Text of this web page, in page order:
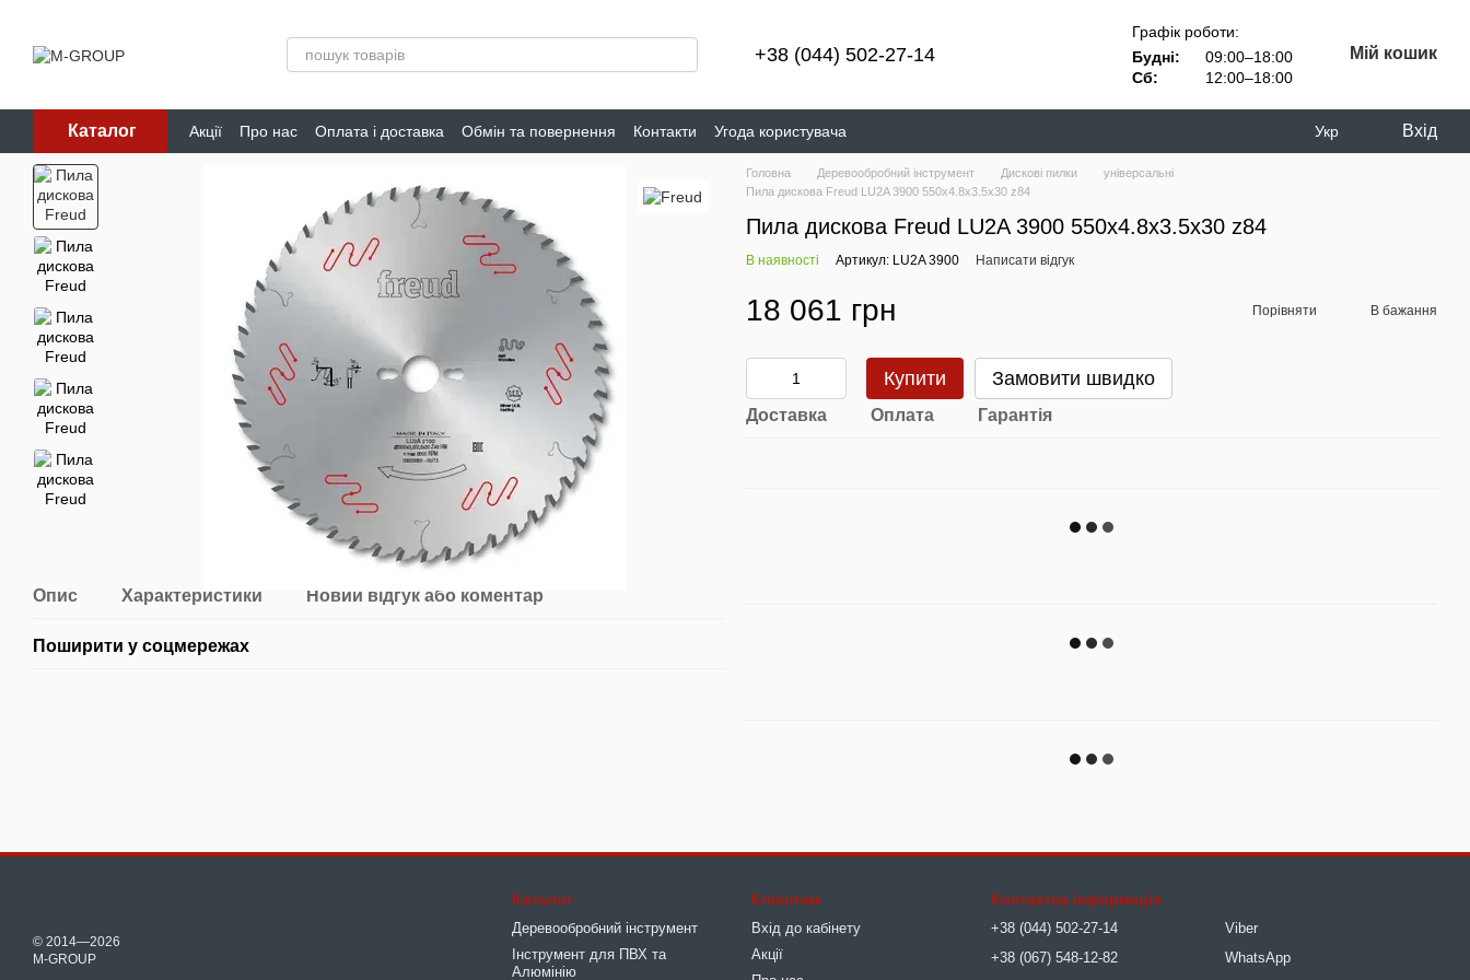
+38 (044) 502-27-14
Графік роботи:
Будні:
09:00–18:00
Сб:
12:00–18:00
Мій кошик
Каталог Акції Про нас Оплата і доставка Обмін та повернення Контакти Угода користувача Укр Вхід
Опис Характеристики Новий відгук або коментар
Поширити у соцмережах
Головна Деревообробний інструмент Дискові пилки
універсальні
Пила дискова Freud LU2A 3900 550х4.8х3.5х30 z84
Пила дискова Freud LU2A 3900 550х4.8х3.5х30 z84
В наявності Артикул: LU2A 3900 Написати відгук
18 061 грн Порівняти В бажання
Купити Замовити швидко
Доставка Оплата Гарантія
© 2014—2026
M-GROUP
Каталог
Деревообробний інструмент
Інструмент для ПВХ та
Алюмінію
Клієнтам
Вхід до кабінету
Акції
Контактна інформація
+38 (044) 502-27-14
+38 (067) 548-12-82
Viber
WhatsApp